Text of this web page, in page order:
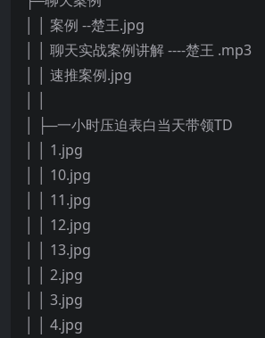
│ │ 案例 --楚王.jpg
│ │ 聊天实战案例讲解 ----楚王 .mp3
│ │ 速推案例.jpg
│ ├─一小时压迫表白当天带领TD
│ │ 1.jpg
│ │ 10.jpg
│ │ 11.jpg
│ │ 12.jpg
│ │ 13.jpg
│ │ 2.jpg
│ │ 3.jpg
│ │ 4.jpg